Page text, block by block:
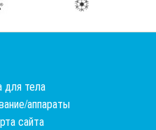
для тела
аппараты
сайта